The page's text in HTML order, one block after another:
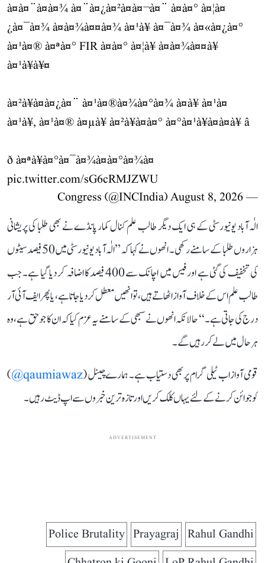
à¤à¤¨à¤à¤¾ à¤¨à¤¿à¤²à¤à¤¬à¤¨ à¤à¤° à¤¦à¤
¿à¤¯à¤¾ à¤à¤¾à¤¤à¤¾ à¤¹à¥ à¤¯à¤¾ à¤«à¤¿à¤°
à¤¹à¤® à¤ªà¤° FIR à¤à¤° à¤¦à¥ à¤à¤¾à¤¤à¥
à¤¹à¥à¥¤
à¤²à¥à¤à¤¿à¤¨ à¤¹à¤®à¤¾à¤°à¤¾ à¤à¥ à¤¹à¤
à¤¹à¥, à¤¹à¤® à¤µà¥ à¤²à¥à¤à¤° à¤°à¤¹à¥à¤à¤à¥ â
ð à¤ªà¥à¤°à¤¯à¤¾à¤à¤°à¤¾à¤
pic.twitter.com/sG6cRMJZWU
— Congress (@INCIndia)
August 8, 2026
الٰہ آباد یونیورسٹی کے ہی ایک دیگر طالب علم کنال کمار پانڈے نے بھی طلبا کی پریشانی
ہزاروں طلبا کے سامنے رکھی۔ انھوں نے کہا کہ ’’الٰہ آباد یونیورسٹی میں 50 فیصد سیٹوں
کی تخفیف کی گئی ہے اور فیس میں اچانک سے 400 فیصد کا اضافہ کر دیا گیا ہے۔ جب
طالب علم اس کے خلاف آواز اٹھاتے ہیں، تو انھیں معطل کر دیا جاتا ہے، یا پھر ایف آئی آر
درج کی جاتی ہے۔‘‘ حالانکہ انھوں نے سبھی کے سامنے یہ عزم کیا کہ ان کا جو حق ہے، وہ
ہر حال میں لے کر رہیں گے۔
قومی آواز اب ٹیلی گرام پر بھی دستیاب ہے۔ ہمارے چینل (qaumiawaz@
)
کو جوائن کرنے کے لئے یہاں کلک کریں اور تازہ ترین خبروں سے اپ ڈیٹ رہیں۔
ADVERTISEMENT
Rahul Gandhi
Prayagraj
Police Brutality